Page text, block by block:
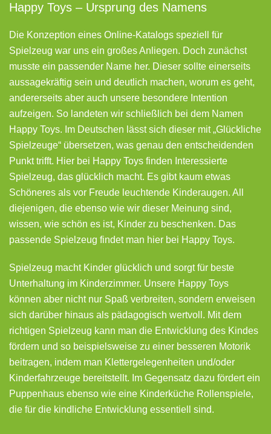
Happy Toys – Ursprung des Namens
Die Konzeption eines Online-Katalogs speziell für
Spielzeug war uns ein großes Anliegen. Doch zunächst
musste ein passender Name her. Dieser sollte einerseits
aussagekräftig sein und deutlich machen, worum es geht,
andererseits aber auch unsere besondere Intention
aufzeigen. So landeten wir schließlich bei dem Namen
Happy Toys. Im Deutschen lässt sich dieser mit „Glückliche
Spielzeuge“ übersetzen, was genau den entscheidenden
Punkt trifft. Hier bei Happy Toys finden Interessierte
Spielzeug, das glücklich macht. Es gibt kaum etwas
Schöneres als vor Freude leuchtende Kinderaugen. All
diejenigen, die ebenso wie wir dieser Meinung sind,
wissen, wie schön es ist, Kinder zu beschenken. Das
passende Spielzeug findet man hier bei Happy Toys.
Spielzeug macht Kinder glücklich und sorgt für beste
Unterhaltung im Kinderzimmer. Unsere Happy Toys
können aber nicht nur Spaß verbreiten, sondern erweisen
sich darüber hinaus als pädagogisch wertvoll. Mit dem
richtigen Spielzeug kann man die Entwicklung des Kindes
fördern und so beispielsweise zu einer besseren Motorik
beitragen, indem man Klettergelegenheiten und/oder
Kinderfahrzeuge bereitstellt. Im Gegensatz dazu fördert ein
Puppenhaus ebenso wie eine Kinderküche Rollenspiele,
die für die kindliche Entwicklung essentiell sind.